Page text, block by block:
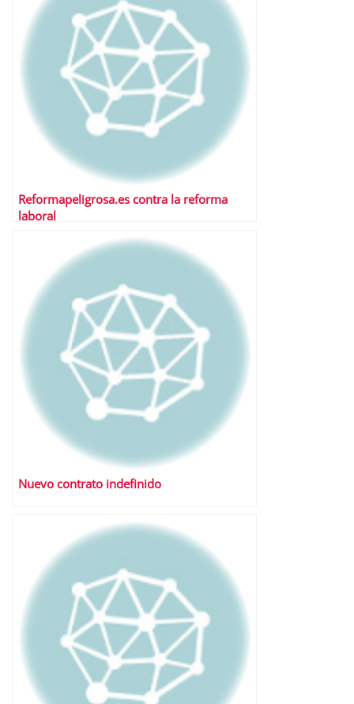
Reformapeligrosa.es contra la reforma
laboral
Nuevo contrato indefinido